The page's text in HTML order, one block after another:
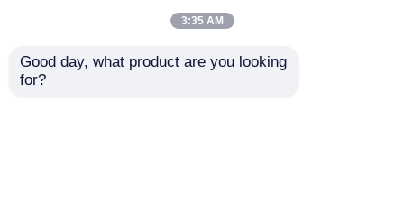
3:35 AM
Good day, what product are you looking
for?